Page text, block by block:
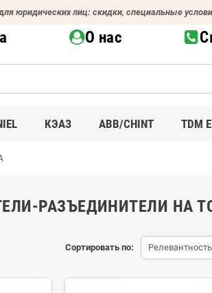
юридических лиц: скидки, специальные
О нас
КЭАЗ ABB/CHINT TDM
РАЗЪЕДИНИТЕЛИ НА
Сортировать по: Релевантность